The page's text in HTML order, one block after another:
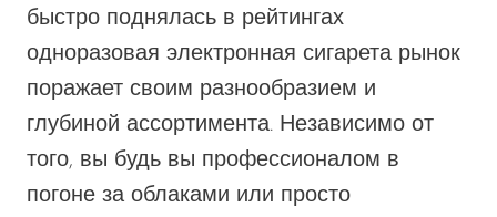
быстро поднялась в рейтингах
одноразовая электронная сигарета рынок
поражает своим разнообразием и
глубиной ассортимента. Независимо от
того, вы будь вы профессионалом в
погоне за облаками или просто